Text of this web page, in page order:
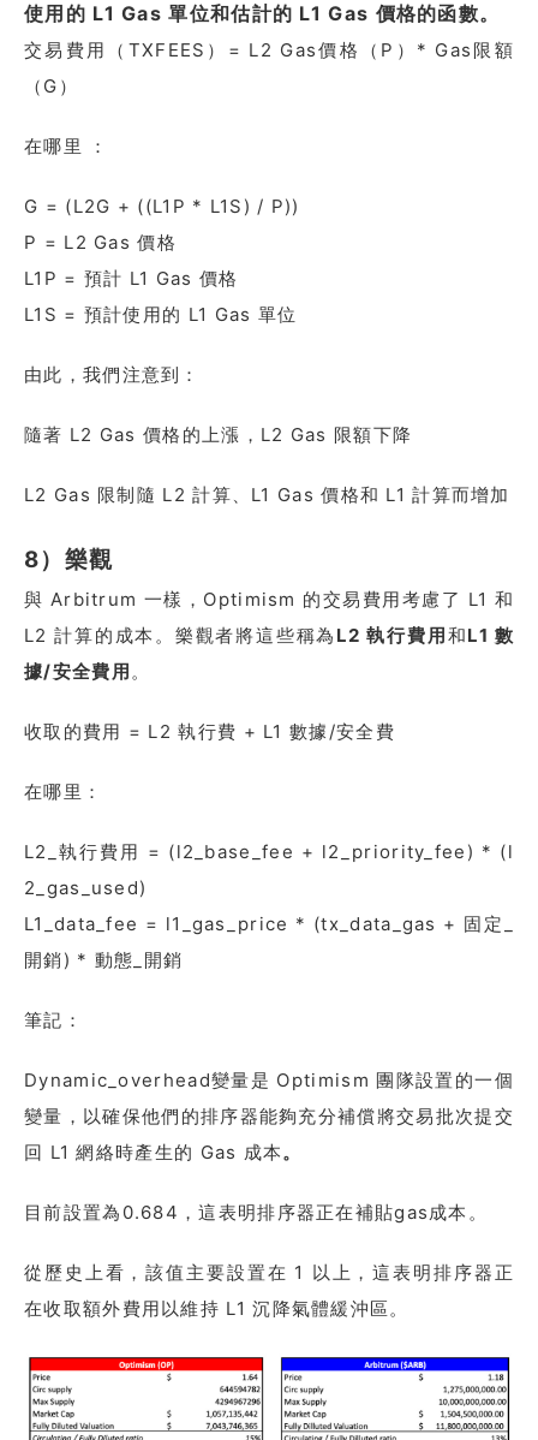
使用的 L1 Gas 單位和估計的 L1 Gas 價格的函數。
交易費用（TXFEES）= L2 Gas價格（P）* Gas限額
（G）
在哪里 ：
G = (L2G + ((L1P * L1S) / P))
P = L2 Gas 價格
L1P = 預計 L1 Gas 價格
L1S = 預計使用的 L1 Gas 單位
由此，我們注意到：
隨著 L2 Gas 價格的上漲，L2 Gas 限額下降
L2 Gas 限制隨 L2 計算、L1 Gas 價格和 L1 計算而增加
8）樂觀
與 Arbitrum 一樣，Optimism 的交易費用考慮了 L1 和
L2 計算的成本。樂觀者將這些稱為 L2 執行費用 和L1 數
據/安全費用 。
收取的費用 = L2 執行費 + L1 數據/安全費
在哪里：
L2_執行費用 = (l2_base_fee + l2_priority_fee) * (l
2_gas_used)
L1_data_fee = l1_gas_price * (tx_data_gas + 固定_
開銷) * 動態_開銷
筆記：
Dynamic_overhead變量是 Optimism 團隊設置的一個
變量，以確保他們的排序器能夠充分補償將交易批次提交
回 L1 網絡時產生的 Gas 成本。
目前設置為0.684，這表明排序器正在補貼gas成本。
從歷史上看，該值主要設置在 1 以上，這表明排序器正
在收取額外費用以維持 L1 沉降氣體緩沖區。